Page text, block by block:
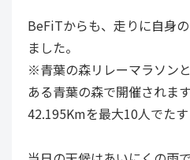
BeFiTからも、走りに自身
ました。
※青葉の森リレーマラソン
ある青葉の森で開催されます
42.195Kmを最大10人でたす